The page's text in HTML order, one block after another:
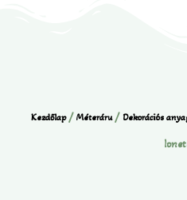
Kezdőlap/ Méteráru/ Dekorációs